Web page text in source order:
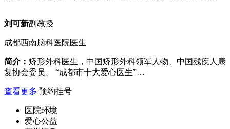
刘可新副教授
成都西南脑科医院医生
简介： 矫形外科医生，中国矫形外科领军人物、中国残疾人康
复协会委员、 “成都市十大爱心医生”…
查看更多 预约挂号
医院环境
爱心公益